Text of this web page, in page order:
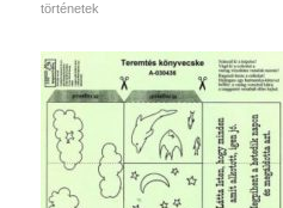
történetek